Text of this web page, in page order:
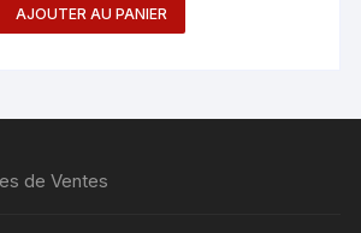
AJOUTER AU PANIER
de Ventes